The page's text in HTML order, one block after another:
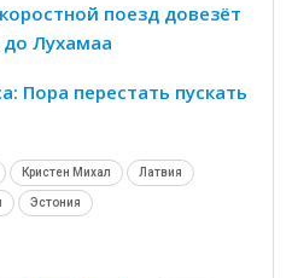
поезд довезёт
Лухамаа
Пора перестать пускать
Кристен Михал Латвия
Эстония